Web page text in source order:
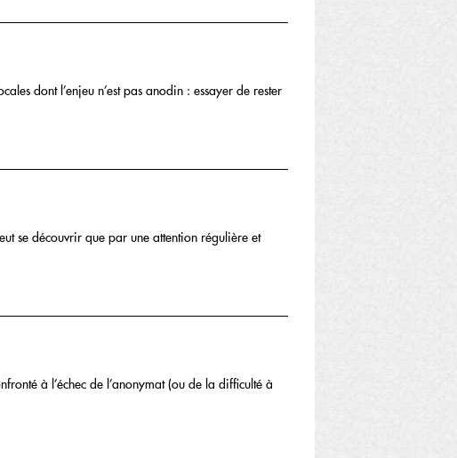
dont l’enjeu n’est pas anodin : essayer de rester
se découvrir que par une attention régulière et
à l’échec de l’anonymat (ou de la difficulté à